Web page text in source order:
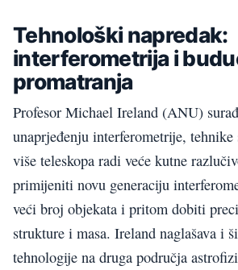
Tehnološki napredak:
interferometrija i
promatranja
Profesor Michael Ireland (ANU)
unaprjeđenju interferometrije,
više teleskopa radi veće kutne
primijeniti novu generaciju
veći broj objekata i pritom dobiti
strukture i masa. Ireland naglašava i
tehnologije na druga područja